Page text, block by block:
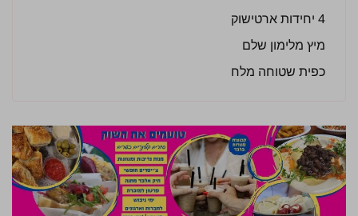
4 יחידות ארטישוק
מיץ מלימון שלם
כפית שטוחה מלח